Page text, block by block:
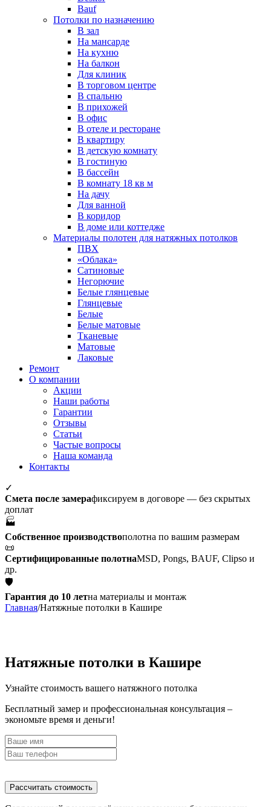
Bauf
Потолки по назначению
В зал
На мансарде
На кухню
На балкон
Для клиник
В торговом центре
В спальню
В прихожей
В офис
В отеле и ресторане
В квартиру
В детскую комнату
В гостиную
В бассейн
В комнату 18 кв м
На дачу
Для ванной
В коридор
В доме или коттедже
Материалы полотен для натяжных потолков
ПВХ
«Облака»
Сатиновые
Негорючие
Белые глянцевые
Глянцевые
Белые
Белые матовые
Тканевые
Матовые
Лаковые
Ремонт
О компании
Акции
Наши работы
Гарантии
Отзывы
Статьи
Частые вопросы
Наша команда
Контакты
✓
Смета после замерафиксируем в договоре — без скрытых
доплат
🏭
Собственное производствополотна по вашим размерам
📜
Сертифицированные полотнаMSD, Pongs, BAUF, Clipso и
др.
🛡
Гарантия до 10 летна материалы и монтаж
Главная/Натяжные потолки в Кашире
Натяжные потолки в Кашире
Узнайте стоимость вашего натяжного потолка
Бесплатный замер и профессиональная консультация –
экономьте время и деньги!
Рассчитать стоимость